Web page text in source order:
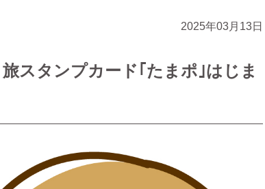
2025年03月13日
スタンプカード｢たまポ｣はじま